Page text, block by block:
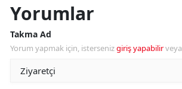
Yorumlar
Takma Ad
Yorum yapmak için, istersenizgiriş yapabilirveya